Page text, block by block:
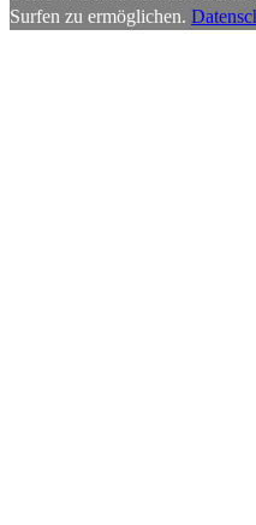
Surfen zu ermöglichen.